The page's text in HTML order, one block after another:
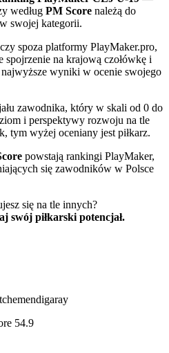
według PM Score należą do
swojej kategorii.
spoza platformy PlayMaker.pro,
spojrzenie na krajową czołówkę i
wyniki w ocenie swojego
zawodnika, który w skali od 0 do
i perspektywy rozwoju na tle
tym wyżej oceniany jest piłkarz.
powstają rankingi PlayMaker,
się zawodników w Polsce
się na tle innych?
swój piłkarski potencjał.
54.9